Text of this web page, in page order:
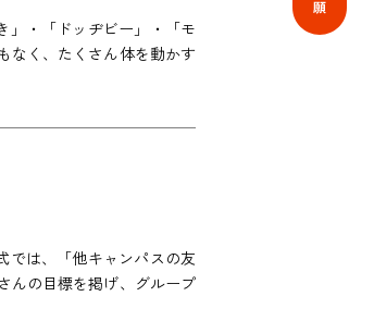
」・「ドッヂビー」・「モ
なく、たくさん体を動かす
は、「他キャンパスの友
んの目標を掲げ、グループ